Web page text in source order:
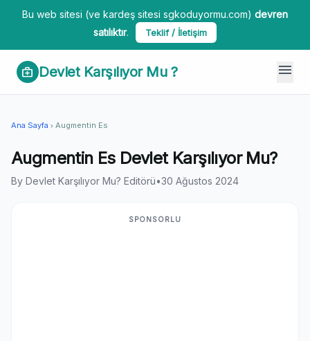
Bu web sitesi (ve kardeş sitesi sgkoduyormu.com) devren
satılıktır. Teklif / İletişim
medical_services Devlet Karşılıyor Mu ? menu
Ana Sayfa chevron_right Augmentin Es
Augmentin Es Devlet Karşılıyor Mu?
By Devlet Karşılıyor Mu? Editörü•30 Ağustos 2024
SPONSORLU